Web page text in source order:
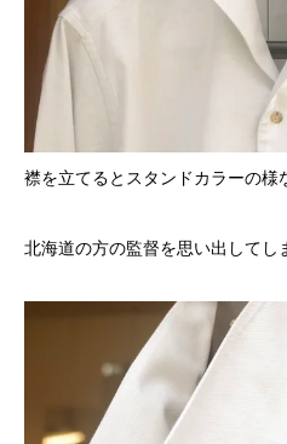
襟を立てるとスタンドカラーの様
北海道の方の監督を思い出してし